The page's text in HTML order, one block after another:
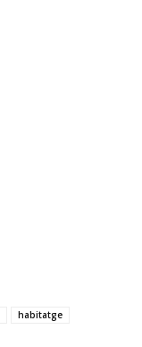
habitatge